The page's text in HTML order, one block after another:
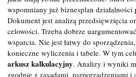
wspomniany już biznesplan działalności
Dokument jest analizą przedsięwzięcia
celowości. Trzeba dobrze
wsparcia. Nie jest łatwy do
konieczne wyliczenia i tabele. W tym
arkusz kalkulacyjny. Analizy i wyniki
zgodnie z zasadami, rozporządzeniami i